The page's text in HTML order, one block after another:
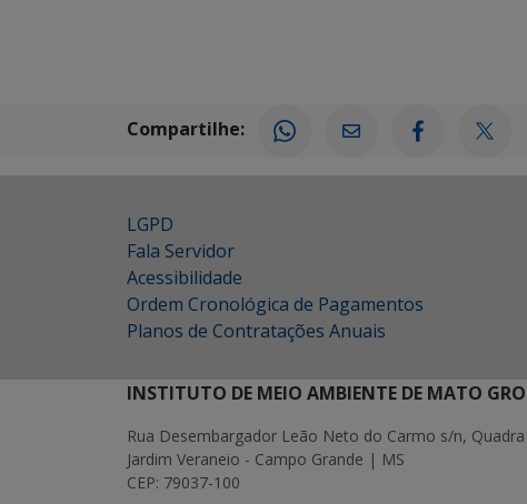
Compartilhe:
LGPD
Fala Servidor
Acessibilidade
Ordem Cronológica de Pagamentos
Planos de Contratações Anuais
INSTITUTO DE MEIO AMBIENTE DE MATO
Rua Desembargador Leão Neto do Carmo s/n,
Jardim Veraneio - Campo Grande | MS
CEP: 79037-100